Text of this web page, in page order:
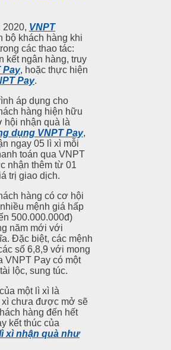
VNPT
bộ khách hàng khi
các thao tác:
kết ngân hàng, truy
Pay, hoặc thực hiện
Pay.
áp dụng cho
hàng hiện hữu
hội nhận quà là
dụng VNPT Pay,
ngay 05 lì xì mỗi
toán qua VNPT
nhận thêm từ 01
trị giao dịch.
hàng có cơ hội
mệnh giá hấp
500.000.000đ)
năm mới với
Đặc biệt, các mệnh
số 6,8,9 với mong
VNPT Pay có một
lộc, sung túc.
một lì xì là
xì chưa được mở sẽ
hàng đến hết
kết thúc của
xì nhận quà như